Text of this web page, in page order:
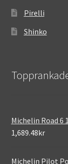
Pirelli
Shinko
Michelin Road 6
1,689.48kr
Michelin Pilot